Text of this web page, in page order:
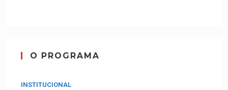
O PROGRAMA
INSTITUCIONAL